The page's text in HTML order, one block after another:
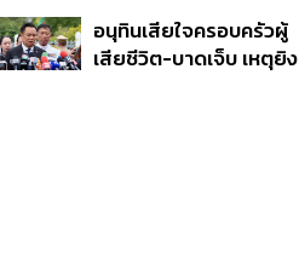
แชร์เพื่อระงับพฤติกรรม
เลียนแบบ หลังเหตุยิงใน
อนุทินเสียใจครอบครัวผู้
เสียชีวิต-บาดเจ็บ เหตุยิง